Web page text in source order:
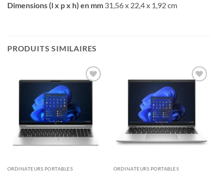
Dimensions (l x p x h) en mm 31,56 x 22,4 x 1,92 cm
PRODUITS SIMILAIRES
ORDINATEURS PORTABLES ORDINATEURS PORTABLES